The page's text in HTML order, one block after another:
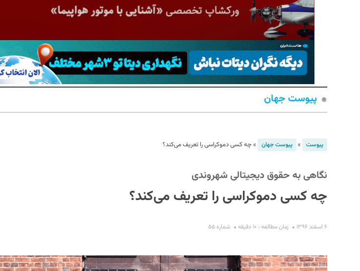
پیوست جهان
پیوست » پیوست جهان » چه کسی دموکراسی را تعریف می‌کند؟
نگاهی به حقوق دیجیتالی شهروندی
چه کسی دموکراسی را تعریف می‌کند؟
۶ اسفند ۱۳۹۶ زمان مطالعه : ۱۰ دقیقه شماره ۵۵